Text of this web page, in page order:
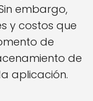
embargo,
y costos que
de
de
aplicación.